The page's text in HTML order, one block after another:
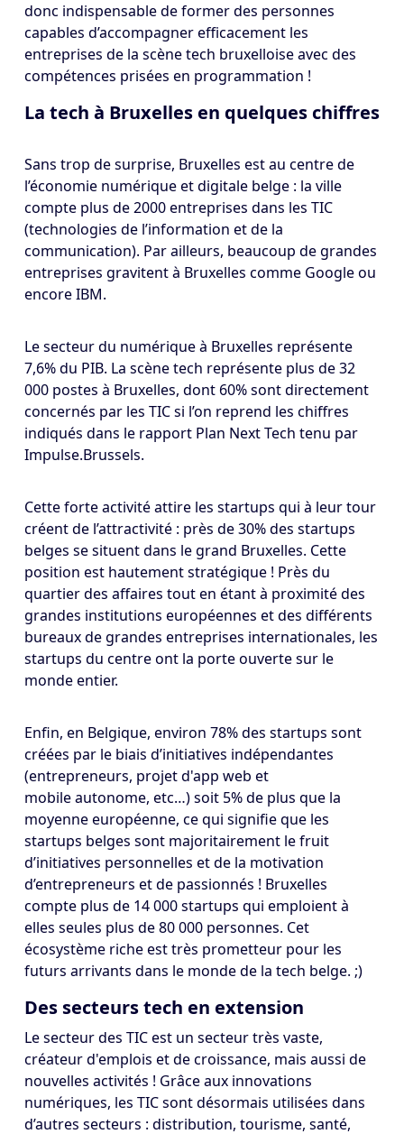
donc indispensable de former des personnes
capables d’accompagner efficacement les
entreprises de la scène tech bruxelloise avec des
compétences prisées en programmation !
La tech à Bruxelles en quelques chiffres
Sans trop de surprise, Bruxelles est au centre de
l’économie numérique et digitale belge : la ville
compte plus de 2000 entreprises dans les TIC
(technologies de l’information et de la
communication). Par ailleurs, beaucoup de grandes
entreprises gravitent à Bruxelles comme Google ou
encore IBM.
Le secteur du numérique à Bruxelles représente
7,6% du PIB. La scène tech représente plus de 32
000 postes à Bruxelles, dont 60% sont directement
concernés par les TIC si l’on reprend les chiffres
indiqués dans le rapport Plan Next Tech tenu par
Impulse.Brussels.
Cette forte activité attire les startups qui à leur tour
créent de l’attractivité : près de 30% des startups
belges se situent dans le grand Bruxelles. Cette
position est hautement stratégique ! Près du
quartier des affaires tout en étant à proximité des
grandes institutions européennes et des différents
bureaux de grandes entreprises internationales, les
startups du centre ont la porte ouverte sur le
monde entier.
Enfin, en Belgique, environ 78% des startups sont
créées par le biais d’initiatives indépendantes
(entrepreneurs, projet d'app web et
mobile autonome, etc…) soit 5% de plus que la
moyenne européenne, ce qui signifie que les
startups belges sont majoritairement le fruit
d’initiatives personnelles et de la motivation
d’entrepreneurs et de passionnés ! Bruxelles
compte plus de 14 000 startups qui emploient à
elles seules plus de 80 000 personnes. Cet
écosystème riche est très prometteur pour les
futurs arrivants dans le monde de la tech belge. ;)
Des secteurs tech en extension
Le secteur des TIC est un secteur très vaste,
créateur d'emplois et de croissance, mais aussi de
nouvelles activités ! Grâce aux innovations
numériques, les TIC sont désormais utilisées dans
d’autres secteurs : distribution, tourisme, santé,